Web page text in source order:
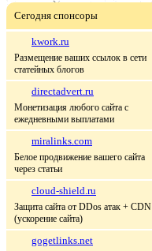
Сегодня спонсоры
kwork.ru
Размещение ваших ссылок в сети
статейных блогов
directadvert.ru
Монетизация любого сайта с
ежедневными выплатами
miralinks.com
Белое продвижение вашего сайта
через статьи
cloud-shield.ru
Защита сайта от DDos атак + CDN
(ускорение сайта)
gogetlinks.net